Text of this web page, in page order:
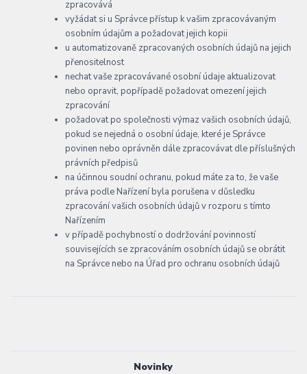
Novinky
zpracovává
vyžádat si u Správce přístup k vašim zpracovávaným
osobním údajům a požadovat jejich kopii
u automatizovaně zpracovaných osobních údajů na jejich
přenositelnost
nechat vaše zpracovávané osobní údaje aktualizovat
nebo opravit, popřípadě požadovat omezení jejich
zpracování
požadovat po společnosti výmaz vašich osobních údajů,
pokud se nejedná o osobní údaje, které je Správce
povinen nebo oprávněn dále zpracovávat dle příslušných
právních předpisů
na účinnou soudní ochranu, pokud máte za to, že vaše
práva podle Nařízení byla porušena v důsledku
zpracování vašich osobních údajů v rozporu s tímto
Nařízením
v případě pochybností o dodržování povinností
souvisejících se zpracováním osobních údajů se obrátit
na Správce nebo na Úřad pro ochranu osobních údajů